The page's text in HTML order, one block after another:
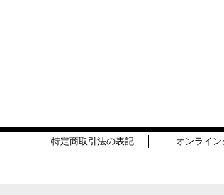
特定商取引法の表記 オンライ